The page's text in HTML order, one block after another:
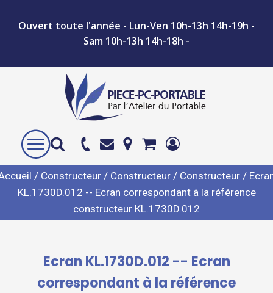
Ouvert toute l'année - Lun-Ven 10h-13h 14h-19h -
Sam 10h-13h 14h-18h -
/ Constructeur / Constructeur / Constructeur /
KL.1730D.012 -- Ecran correspondant à la référence
constructeur KL.1730D.012
Ecran KL.1730D.012 -- Ecran
correspondant à la référence